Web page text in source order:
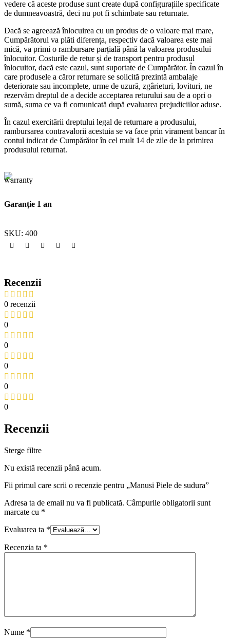
vedere că aceste produse sunt create după configurațiile specificate
de dumneavoastră, deci nu pot fi schimbate sau returnate.
Dacă se agreează înlocuirea cu un produs de o valoare mai mare,
Cumpărătorul va plăti diferența, respectiv dacă valoarea este mai
mică, va primi o rambursare parțială până la valoarea produsului
înlocuitor. Costurile de retur și de transport pentru produsul
înlocuitor, dacă este cazul, sunt suportate de Cumpărător. În cazul în
care produsele a căror returnare se solicită prezintă ambalaje
deteriorate sau incomplete, urme de uzură, zgârieturi, lovituri, ne
rezervăm dreptul de a decide acceptarea returului sau de a opri o
sumă, suma ce va fi comunicată după evaluarea prejudiciilor aduse.
În cazul exercitării dreptului legal de returnare a produsului,
rambursarea contravalorii acestuia se va face prin virament bancar în
contul indicat de Cumpărător în cel mult 14 de zile de la primirea
produsului returnat.
Garanție 1 an
SKU: 400
Recenzii
0 recenzii
0
0
0
0
0
Recenzii
Sterge filtre
Nu există recenzii până acum.
Fii primul care scrii o recenzie pentru „Manusi Piele de sudura”
Adresa ta de email nu va fi publicată. Câmpurile obligatorii sunt
marcate cu *
Evaluarea ta *
Recenzia ta *
Nume *